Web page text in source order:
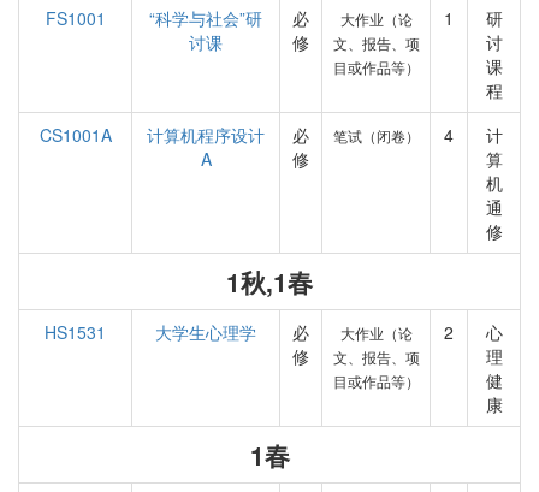
FS1001
“科学与社会”研
讨课
必
修
大作业（论
文、报告、项
目或作品等）
1
研
讨
课
程
CS1001A
计算机程序设计
A
必
修
笔试（闭卷） 4
计
算
机
通
修
1秋,1春
HS1531 大学生心理学
必
修
大作业（论
文、报告、项
目或作品等）
2
心
理
健
康
1春